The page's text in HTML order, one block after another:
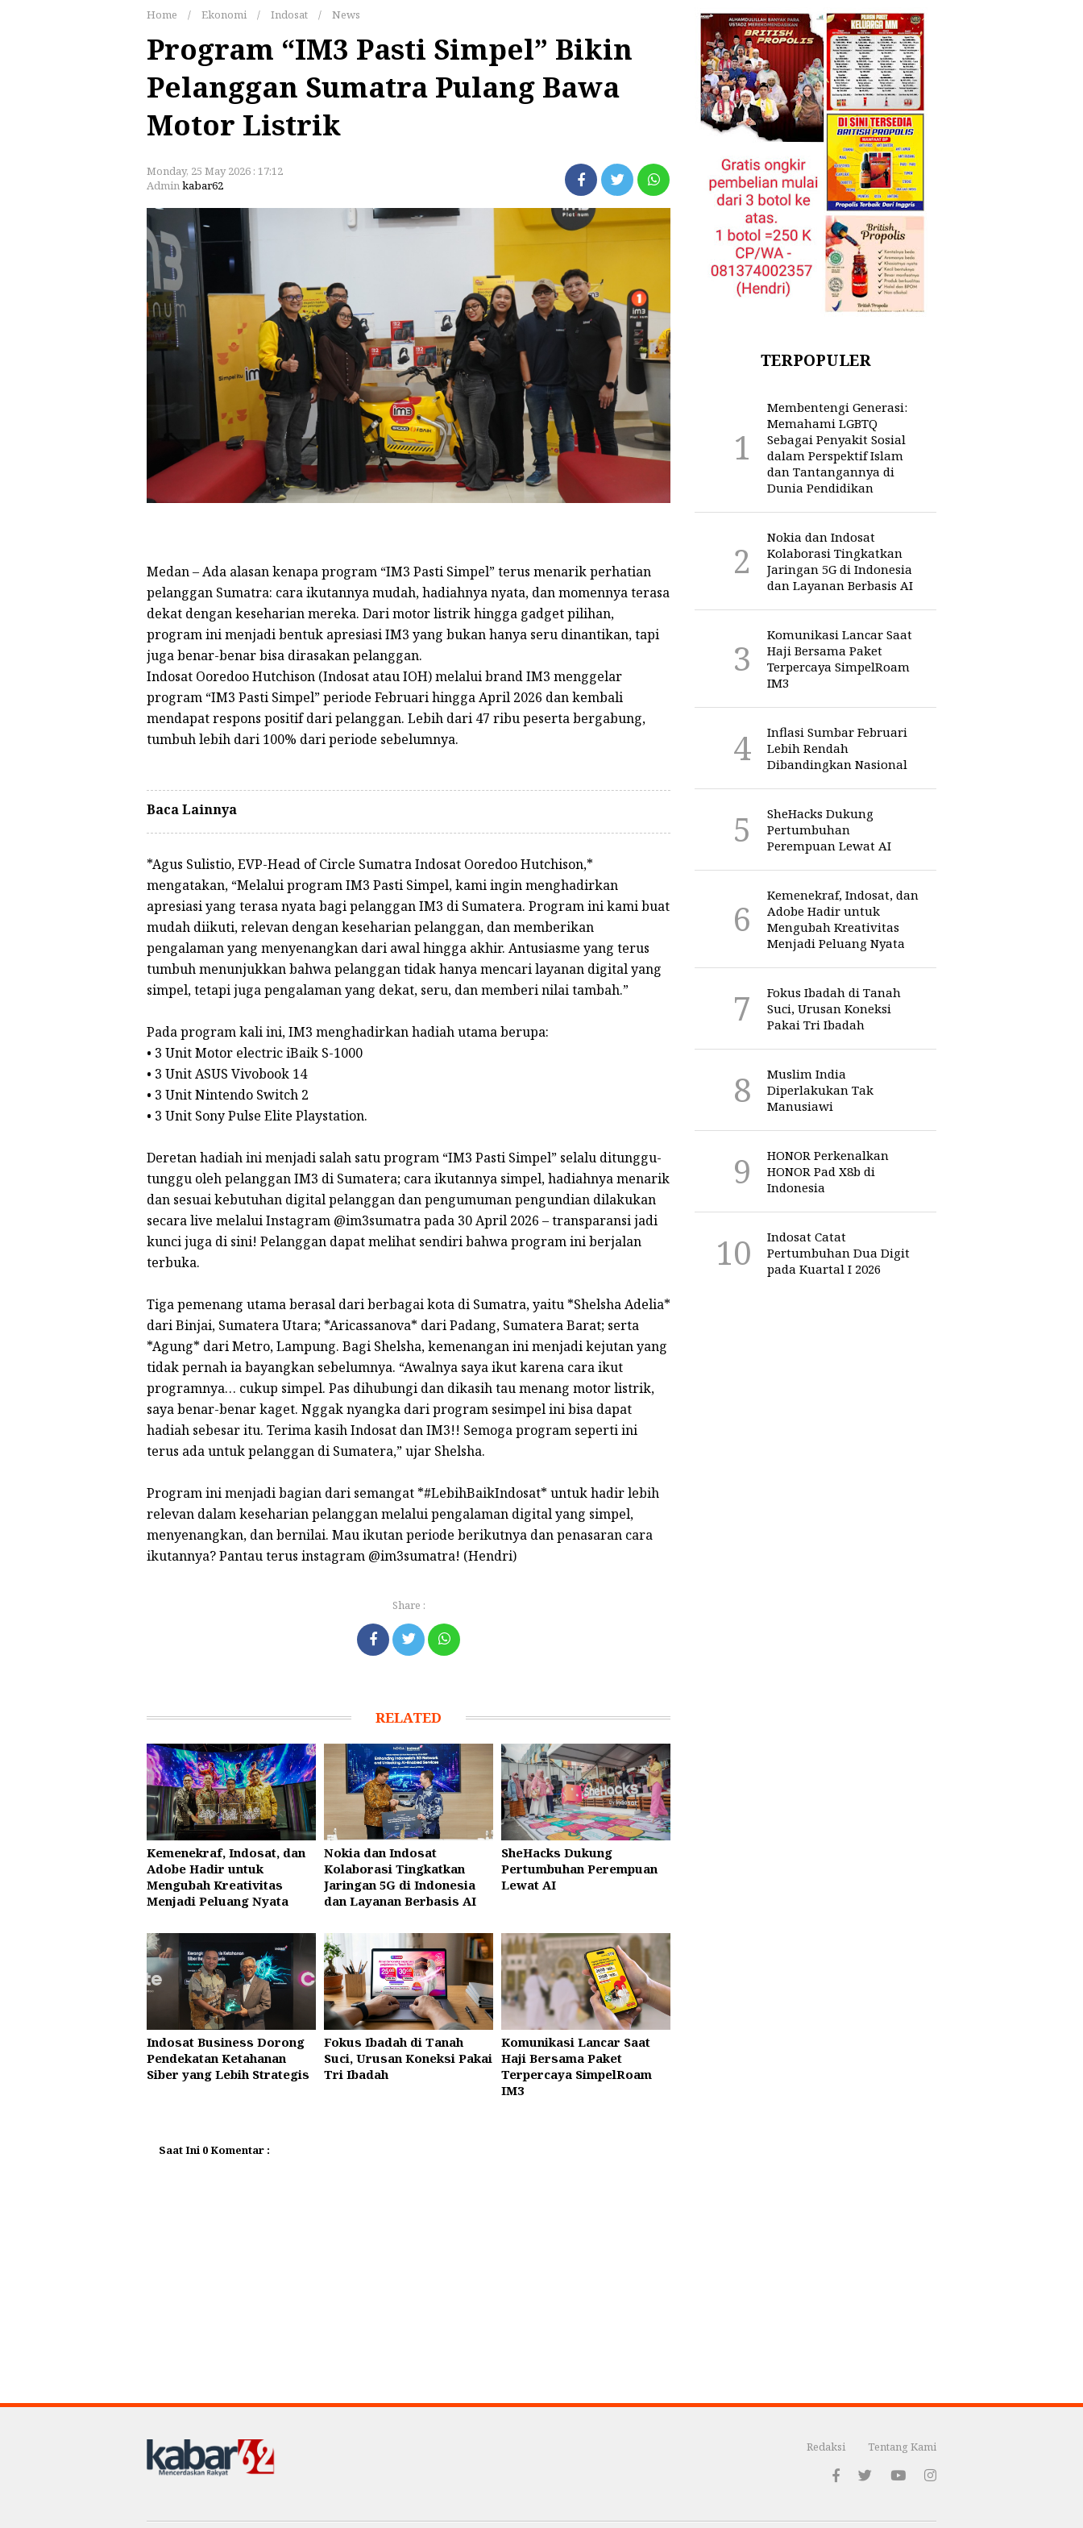
Home / Ekonomi / Indosat / News
Program “IM3 Pasti Simpel” Bikin
Pelanggan Sumatra Pulang Bawa
Motor Listrik
Monday, 25 May 2026 : 17:12
Adminkabar62
Medan – Ada alasan kenapa program “IM3 Pasti Simpel” terus menarik perhatian
pelanggan Sumatra: cara ikutannya mudah, hadiahnya nyata, dan momennya terasa
dekat dengan keseharian mereka. Dari motor listrik hingga gadget pilihan,
program ini menjadi bentuk apresiasi IM3 yang bukan hanya seru dinantikan, tapi
juga benar-benar bisa dirasakan pelanggan.
Indosat Ooredoo Hutchison (Indosat atau IOH) melalui brand IM3 menggelar
program “IM3 Pasti Simpel” periode Februari hingga April 2026 dan kembali
mendapat respons positif dari pelanggan. Lebih dari 47 ribu peserta bergabung,
tumbuh lebih dari 100% dari periode sebelumnya.
Baca Lainnya
*Agus Sulistio, EVP-Head of Circle Sumatra Indosat Ooredoo Hutchison,*
mengatakan, “Melalui program IM3 Pasti Simpel, kami ingin menghadirkan
apresiasi yang terasa nyata bagi pelanggan IM3 di Sumatera. Program ini kami buat
mudah diikuti, relevan dengan keseharian pelanggan, dan memberikan
pengalaman yang menyenangkan dari awal hingga akhir. Antusiasme yang terus
tumbuh menunjukkan bahwa pelanggan tidak hanya mencari layanan digital yang
simpel, tetapi juga pengalaman yang dekat, seru, dan memberi nilai tambah.”
Pada program kali ini, IM3 menghadirkan hadiah utama berupa:
• 3 Unit Motor electric iBaik S-1000
• 3 Unit ASUS Vivobook 14
• 3 Unit Nintendo Switch 2
• 3 Unit Sony Pulse Elite Playstation.
Deretan hadiah ini menjadi salah satu program “IM3 Pasti Simpel” selalu ditunggu-
tunggu oleh pelanggan IM3 di Sumatera; cara ikutannya simpel, hadiahnya menarik
dan sesuai kebutuhan digital pelanggan dan pengumuman pengundian dilakukan
secara live melalui Instagram @im3sumatra pada 30 April 2026 – transparansi jadi
kunci juga di sini! Pelanggan dapat melihat sendiri bahwa program ini berjalan
terbuka.
Tiga pemenang utama berasal dari berbagai kota di Sumatra, yaitu *Shelsha Adelia*
dari Binjai, Sumatera Utara; *Aricassanova* dari Padang, Sumatera Barat; serta
*Agung* dari Metro, Lampung. Bagi Shelsha, kemenangan ini menjadi kejutan yang
tidak pernah ia bayangkan sebelumnya. “Awalnya saya ikut karena cara ikut
programnya… cukup simpel. Pas dihubungi dan dikasih tau menang motor listrik,
saya benar-benar kaget. Nggak nyangka dari program sesimpel ini bisa dapat
hadiah sebesar itu. Terima kasih Indosat dan IM3!! Semoga program seperti ini
terus ada untuk pelanggan di Sumatera,” ujar Shelsha.
Program ini menjadi bagian dari semangat *#LebihBaikIndosat* untuk hadir lebih
relevan dalam keseharian pelanggan melalui pengalaman digital yang simpel,
menyenangkan, dan bernilai. Mau ikutan periode berikutnya dan penasaran cara
ikutannya? Pantau terus instagram @im3sumatra! (Hendri)
Share :
RELATED
Kemenekraf, Indosat, dan
Adobe Hadir untuk
Mengubah Kreativitas
Menjadi Peluang Nyata
Nokia dan Indosat
Kolaborasi Tingkatkan
Jaringan 5G di Indonesia
dan Layanan Berbasis AI
SheHacks Dukung
Pertumbuhan Perempuan
Lewat AI
Indosat Business Dorong
Pendekatan Ketahanan
Siber yang Lebih Strategis
Fokus Ibadah di Tanah
Suci, Urusan Koneksi Pakai
Tri Ibadah
Komunikasi Lancar Saat
Haji Bersama Paket
Terpercaya SimpelRoam
IM3
Saat Ini 0 Komentar :
TERPOPULER
Membentengi Generasi:
Memahami LGBTQ
Sebagai Penyakit Sosial
dalam Perspektif Islam
dan Tantangannya di
Dunia Pendidikan
Nokia dan Indosat
Kolaborasi Tingkatkan
Jaringan 5G di Indonesia
dan Layanan Berbasis AI
Komunikasi Lancar Saat
Haji Bersama Paket
Terpercaya SimpelRoam
IM3
Inflasi Sumbar Februari
Lebih Rendah
Dibandingkan Nasional
SheHacks Dukung
Pertumbuhan
Perempuan Lewat AI
Kemenekraf, Indosat, dan
Adobe Hadir untuk
Mengubah Kreativitas
Menjadi Peluang Nyata
Fokus Ibadah di Tanah
Suci, Urusan Koneksi
Pakai Tri Ibadah
Muslim India
Diperlakukan Tak
Manusiawi
HONOR Perkenalkan
HONOR Pad X8b di
Indonesia
Indosat Catat
Pertumbuhan Dua Digit
pada Kuartal I 2026
Redaksi Tentang Kami